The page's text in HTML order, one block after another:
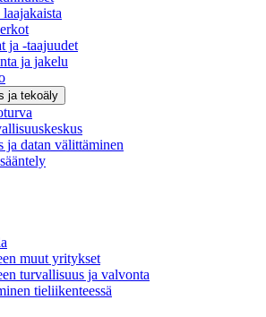
ja -taajuudet
ja jakelu
ja tekoäly
ja datan välittäminen
muut yritykset
turvallisuus ja valvonta
tieliikenteessä